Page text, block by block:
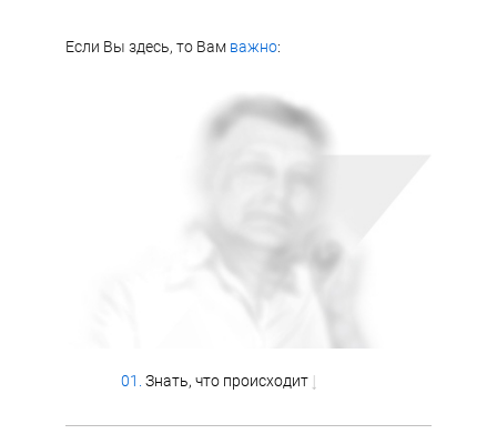
Если Вы здесь, то Вам важно:
01. Знать, что происходит ↓